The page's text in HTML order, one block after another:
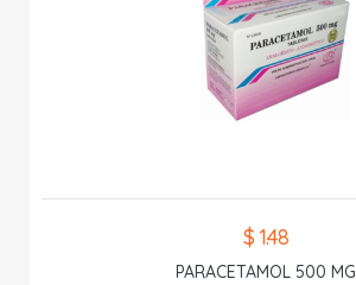
$ 1.48
PARACETAMOL 500 MG